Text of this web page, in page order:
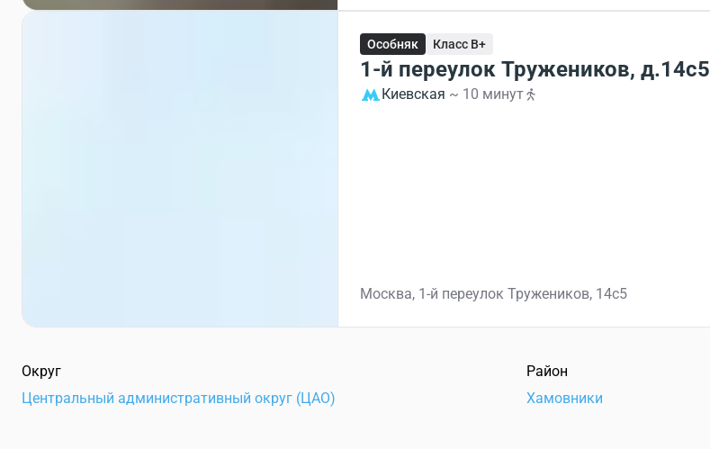
Особняк Класс B+
1-й переулок Тружеников, д.14с5
Киевская ~ 10 минут
Москва, 1-й переулок Тружеников, 14с5
Округ
Центральный административный округ (ЦАО)
Район
Хамовники